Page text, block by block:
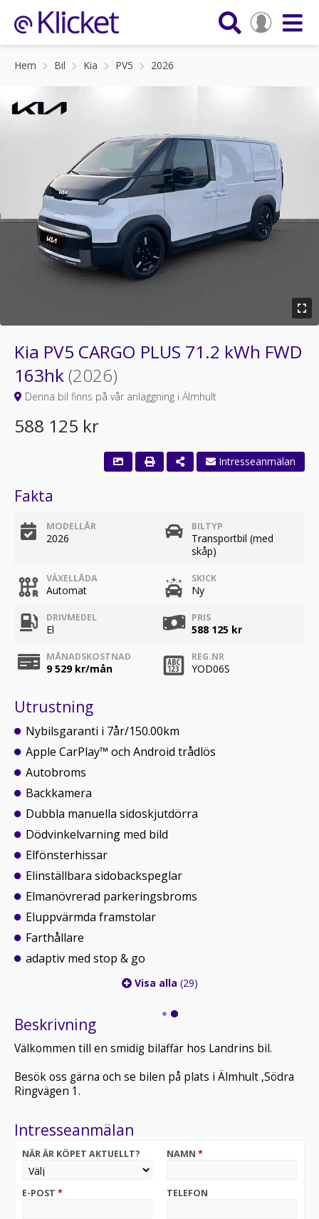
Hem Bil Kia PV5 2026
Kia PV5 CARGO PLUS 71.2 kWh FWD
163hk(2026)
Denna bil finns på vår anläggning i Älmhult
588 125 kr
Intresseanmälan
Fakta
MODELLÅR
2026
BILTYP
Transportbil (med
skåp)
VÄXELLÅDA
Automat
SKICK
Ny
DRIVMEDEL
El
PRIS
588 125 kr
MÅNADSKOSTNAD
9 529kr/mån
REG.NR
YOD06S
Utrustning
Nybilsgaranti i 7år/150.00km
Apple CarPlay™ och Android trådlös
Autobroms
Backkamera
Dubbla manuella sidoskjutdörra
Dödvinkelvarning med bild
Elfönsterhissar
Elinställbara sidobackspeglar
Elmanövrerad parkeringsbroms
Eluppvärmda framstolar
Farthållare
adaptiv med stop & go
Visa alla (29)
Beskrivning
Välkommen till en smidig bilaffär hos Landrins bil.
Besök oss gärna och se bilen på plats i Älmhult ,Södra
Ringvägen 1.
Intresseanmälan
NÄR ÄR KÖPET AKTUELLT? NAMN *
E-POST * TELEFON